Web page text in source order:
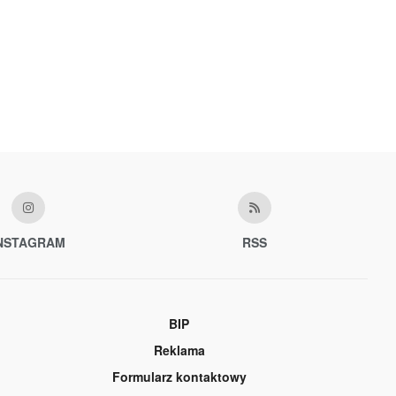
RSS
BIP
Reklama
Formularz kontaktowy